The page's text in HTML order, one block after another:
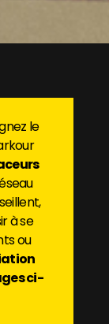
le
à se
ou
ci-